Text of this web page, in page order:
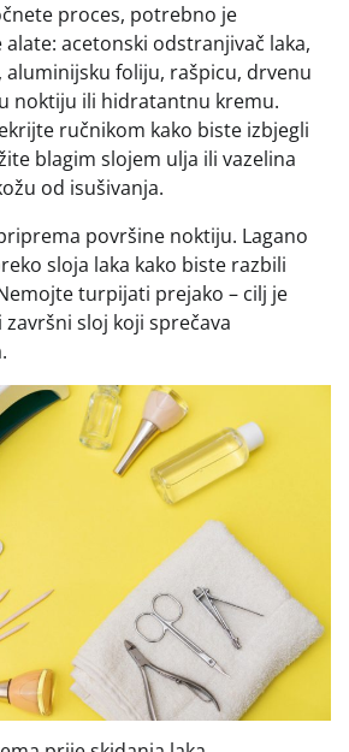
proces, potrebno je
acetonski odstranjivač laka,
aluminijsku foliju, rašpicu, drvenu
noktiju ili hidratantnu kremu.
ručnikom kako biste izbjegli
blagim slojem ulja ili vazelina
od isušivanja.
površine noktiju. Lagano
sloja laka kako biste razbili
turpijati prejako – cilj je
sloj koji sprečava